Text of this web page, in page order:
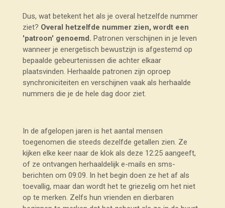
Dus, wat betekent het als je overal hetzelfde nummer
ziet? Overal hetzelfde nummer zien, wordt een
'patroon' genoemd. Patronen verschijnen in je leven
wanneer je energetisch bewustzijn is afgestemd op
bepaalde gebeurtenissen die achter elkaar
plaatsvinden. Herhaalde patronen zijn oproep
synchroniciteiten en verschijnen vaak als herhaalde
nummers die je de hele dag door ziet.
In de afgelopen jaren is het aantal mensen
toegenomen die steeds dezelfde getallen zien. Ze
kijken elke keer naar de klok als deze 12:25 aangeeft,
of ze ontvangen herhaaldelijk e-mails en sms-
berichten om 09:09. In het begin doen ze het af als
toevallig, maar dan wordt het te griezelig om het niet
op te merken. Zelfs hun vrienden en dierbaren